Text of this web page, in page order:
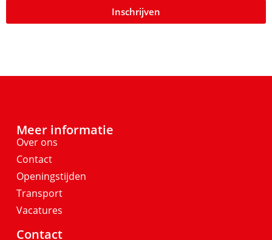
Inschrijven
Meer informatie
Over ons
Contact
Openingstijden
Transport
Vacatures
Contact